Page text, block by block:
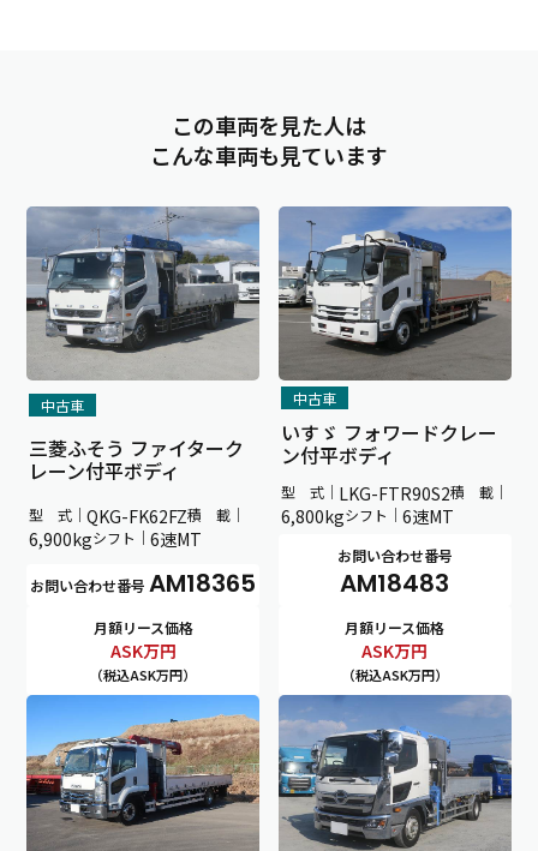
この車両を見た人は
こんな車両も見ています
中古車
三菱ふそう ファイターク
レーン付平ボディ
型 式｜QKG-FK62FZ積 載｜
6,900kgシフト｜6速MT
お問い合わせ番号 AM18365
月額リース価格
ASK万円
（税込ASK万円）
中古車
いすゞ フォワードクレー
ン付平ボディ
型 式｜ LKG-FTR90S2積 載｜
6,800kgシフト｜6速MT
お問い合わせ番号
AM18483
月額リース価格
ASK万円
（税込ASK万円）